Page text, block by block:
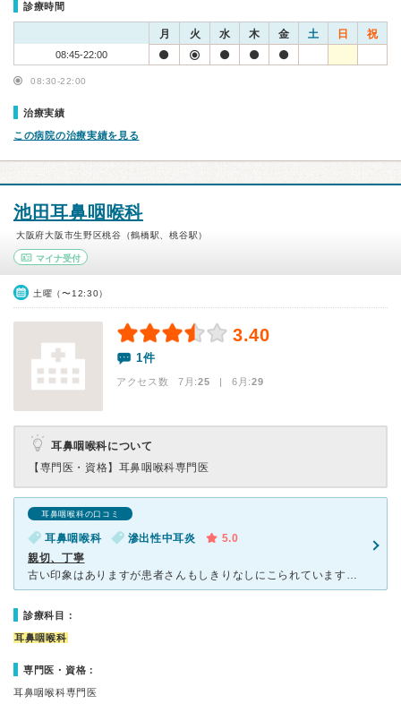
診療時間
月 火 水 木 金 土 日 祝
08:45-22:00
08:30-22:00
治療実績
この病院の治療実績を見る
池田耳鼻咽喉科
大阪府大阪市生野区桃谷（鶴橋駅、桃谷駅）
マイナ受付
土曜（〜12:30）
3.40
1件
アクセス数 7月:25 | 6月:29
耳鼻咽喉科について
【専門医・資格】 耳鼻咽喉科専門医
耳鼻咽喉科の口コミ
耳鼻咽喉科 滲出性中耳炎
5.0
親切、丁寧
古い印象はありますが患者さんもしきりなしにこられています。こちらの受付の方、看護師さん、先生どの方も丁寧で優しい方ばかりです。わからないことも先生は親身になり教えてくださいますし近所の方は是非行って欲
診療科目：
耳鼻咽喉科
専門医・資格：
耳鼻咽喉科専門医